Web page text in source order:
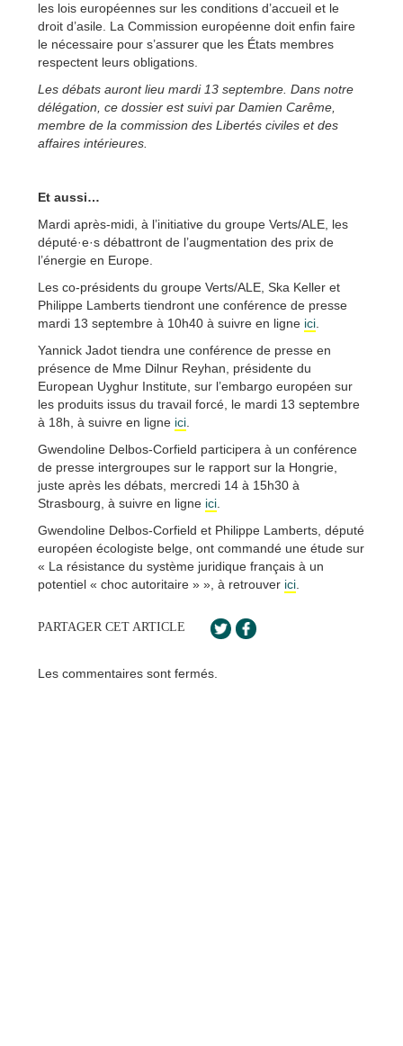
les lois européennes sur les conditions d’accueil et le
droit d’asile. La Commission européenne doit enfin faire
le nécessaire pour s’assurer que les États membres
respectent leurs obligations.
Les débats auront lieu mardi 13 septembre. Dans notre
délégation, ce dossier est suivi par Damien Carême
membre de la commission des Libertés civiles et des
affaires intérieures.
Et aussi…
Mardi après-midi, à l’initiative du groupe Verts/ALE, les
député·e·s débattront de l’augmentation des prix de
l’énergie en Europe.
Les co-présidents du groupe Verts/ALE, Ska Keller et
Philippe Lamberts tiendront une conférence de presse
mardi 13 septembre à 10h40 à suivre en ligne ici
Yannick Jadot tiendra une conférence de presse en
présence de Mme Dilnur Reyhan, présidente du
European Uyghur Institute, sur l’embargo européen sur
les produits issus du travail forcé, le mardi 13 septembre
à 18h, à suivre en ligne ici
Gwendoline Delbos-Corfield participera à un conférence
de presse intergroupes sur le rapport sur la Hongrie,
juste après les débats, mercredi 14 à 15h30 à
Strasbourg, à suivre en ligne ici
Gwendoline Delbos-Corfield et Philippe Lamberts, député
européen écologiste belge, ont commandé une étude sur
« La résistance du système juridique français à un
potentiel « choc autoritaire » », à retrouver ici
PARTAGER CET ARTICLE
Les commentaires sont fermés.